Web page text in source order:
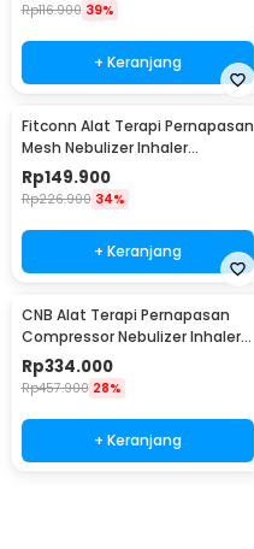
Rp116.900 39%
+ Keranjang
Fitconn Alat Terapi Pernapasan
Mesh Nebulizer Inhaler
Atomizer - MY-135B
Rp149.900
Rp226.900 34%
+ Keranjang
CNB Alat Terapi Pernapasan
Compressor Nebulizer Inhaler
Atomizer - 69025S
Rp334.000
Rp457.900 28%
+ Keranjang